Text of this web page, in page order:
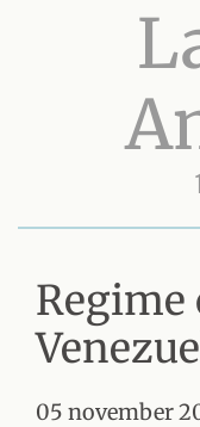
Regime
05 november